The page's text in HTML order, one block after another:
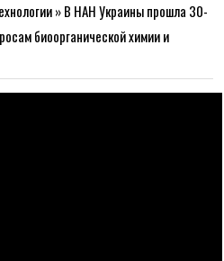
»В НАН Украины прошла 30-
биоорганической химии и